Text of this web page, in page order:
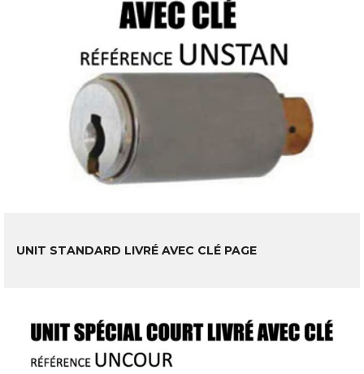
UNIT STANDARD LIVRÉ AVEC CLÉ PAGE
LIRE LA SUITE